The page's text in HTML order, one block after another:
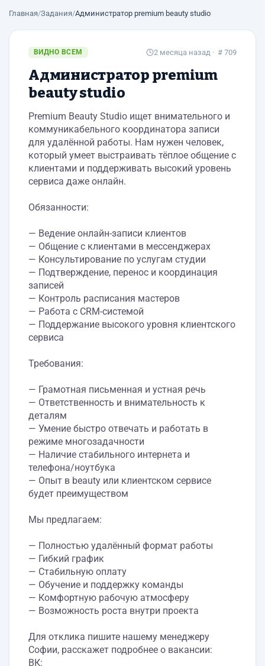
Главная/Задания/Администратор premium beauty studio
ВИДНО ВСЕМ 2 месяца назад · # 709
Администратор premium
beauty studio
Premium Beauty Studio ищет внимательного и
коммуникабельного координатора записи
для удалённой работы. Нам нужен человек,
который умеет выстраивать тёплое общение с
клиентами и поддерживать высокий уровень
сервиса даже онлайн.
Обязанности:
— Ведение онлайн-записи клиентов
— Общение с клиентами в мессенджерах
— Консультирование по услугам студии
— Подтверждение, перенос и координация
записей
— Контроль расписания мастеров
— Работа с CRM-системой
— Поддержание высокого уровня клиентского
сервиса
Требования:
— Грамотная письменная и устная речь
— Ответственность и внимательность к
деталям
— Умение быстро отвечать и работать в
режиме многозадачности
— Наличие стабильного интернета и
телефона/ноутбука
— Опыт в beauty или клиентском сервисе
будет преимуществом
Мы предлагаем:
— Полностью удалённый формат работы
— Гибкий график
— Стабильную оплату
— Обучение и поддержку команды
— Комфортную рабочую атмосферу
— Возможность роста внутри проекта
Для отклика пишите нашему менеджеру
Софии, расскажет подробнее о вакансии:
ВК: